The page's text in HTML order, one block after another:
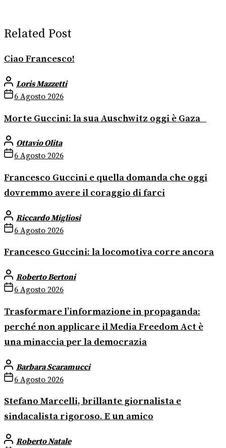
Related Post
Ciao Francesco!
Loris Mazzetti
6 Agosto 2026
Morte Guccini: la sua Auschwitz oggi è Gaza
Ottavio Olita
6 Agosto 2026
Francesco Guccini e quella domanda che oggi
dovremmo avere il coraggio di farci
Riccardo Migliosi
6 Agosto 2026
Francesco Guccini: la locomotiva corre ancora
Roberto Bertoni
6 Agosto 2026
Trasformare l’informazione in propaganda:
perché non applicare il Media Freedom Act è
una minaccia per la democrazia
Barbara Scaramucci
6 Agosto 2026
Stefano Marcelli, brillante giornalista e
sindacalista rigoroso. E un amico
Roberto Natale